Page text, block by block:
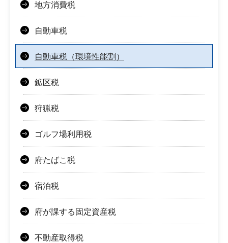
地方消費税
自動車税
自動車税（環境性能割）
鉱区税
狩猟税
ゴルフ場利用税
府たばこ税
宿泊税
府が課する固定資産税
不動産取得税